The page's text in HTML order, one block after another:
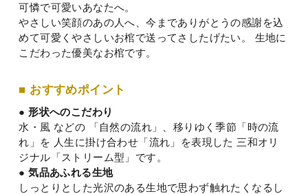
可憐で可愛いあなたへ。
やさしい笑顔のあの人へ、今までありがとうの感謝を込
めて可愛くやさしいお棺で送ってさしたげたい。
生地に
こだわった優美なお棺です。
■ おすすめポイント
● 形状へのこだわり
水・風 などの 「自然の流れ」、移りゆく季節「時の流
れ」を 人生に掛け合わせ「流れ」を表現した 三和オリ
ジナル「ストリーム型」です。
● 気品あふれる生地
しっとりとした光沢のある生地で思わず触れたくなるし